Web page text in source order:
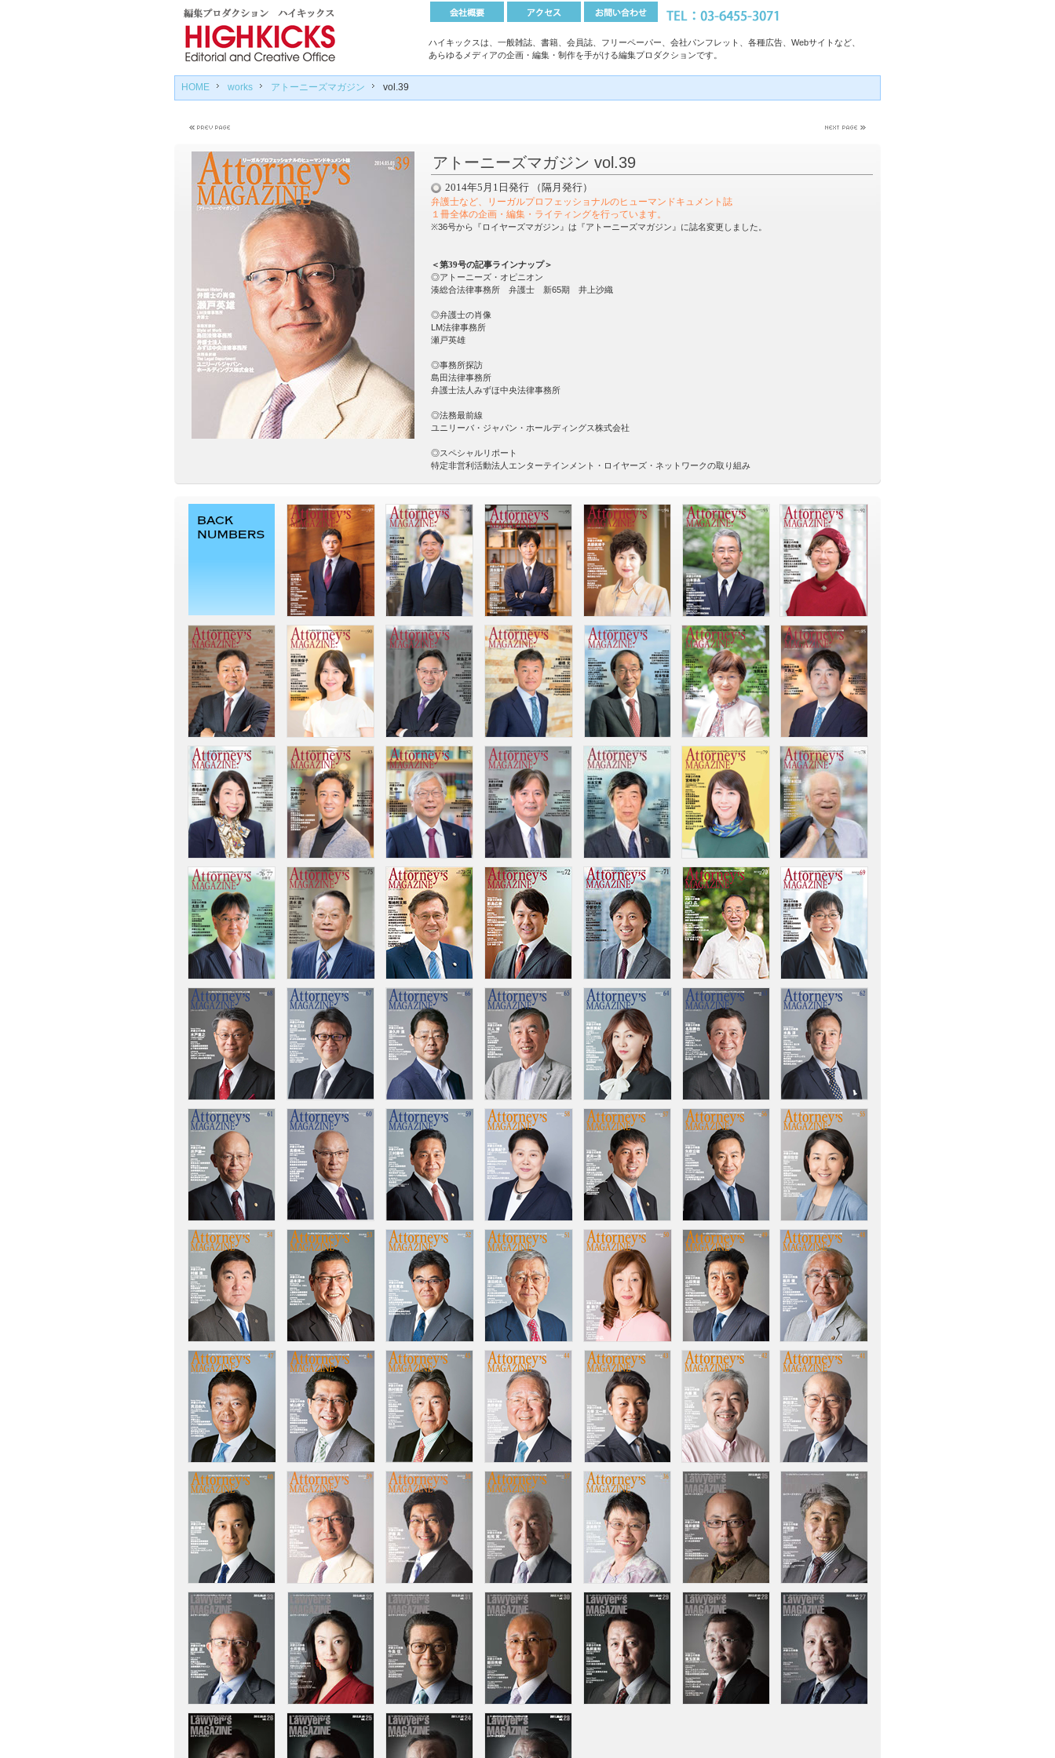
ハイキックスは、一般雑誌、書籍、会員誌、フリーペーパー、会社パンフレット、各種広告、Webサイトなど、
あらゆるメディアの企画・編集・制作を手がける編集プロダクションです。
HOME works アトーニーズマガジン vol.39
アトーニーズマガジン vol.39
2014年5月1日発行 （隔月発行）
弁護士など、リーガルプロフェッショナルのヒューマンドキュメント誌
１冊全体の企画・編集・ライティングを行っています。
※36号から『ロイヤーズマガジン』は『アトーニーズマガジン』に誌名変更しました。
＜第39号の記事ラインナップ＞
◎アトーニーズ・オピニオン
湊総合法律事務所 弁護士 新65期 井上沙織
◎弁護士の肖像
LM法律事務所
瀬戸英雄
◎事務所探訪
島田法律事務所
弁護士法人みずほ中央法律事務所
◎法務最前線
ユニリーバ・ジャパン・ホールディングス株式会社
◎スペシャルリポート
特定非営利活動法人エンターテインメント・ロイヤーズ・ネットワークの取り組み